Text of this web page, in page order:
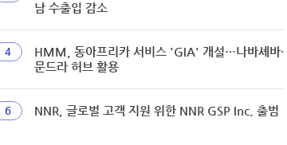
남 수출입 감소
4
HMM, 동아프리카 서비스 'GIA' 개설…나바셰바·
문드라 허브 활용
6 NNR, 글로벌 고객 지원 위한 NNR GSP Inc. 출범